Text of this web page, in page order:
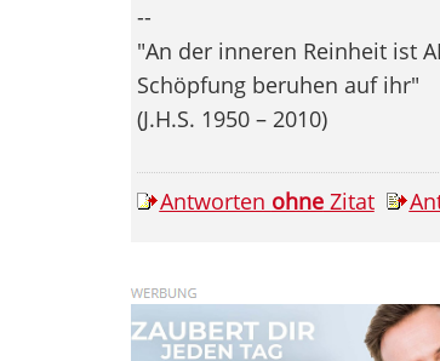
--
"An der inneren Reinheit ist
Schöpfung beruhen auf ihr"
(J.H.S. 1950 – 2010)
Antworten ohneZitat